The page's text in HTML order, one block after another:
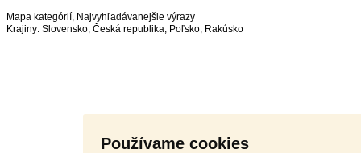
Používame cookies
Mapa kategórií, Najvyhľadávanejšie výrazy
Krajiny: Slovensko, Česká republika, Poľsko, Rakúsko